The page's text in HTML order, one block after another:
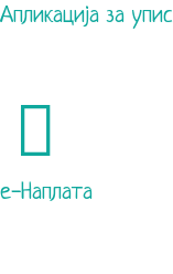
Апликација за упис
е-Наплата